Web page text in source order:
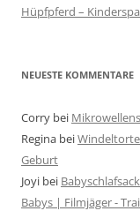
Hüpfpferd –
NEUESTE KOMMENTARE
Corry bei
Regina bei
Geburt
Joyi bei Babyschlafsack
Babys | Filmjäger -